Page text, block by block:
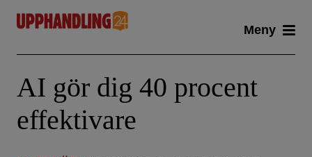
content
Meny
AI gör dig 40 procent
effektivare